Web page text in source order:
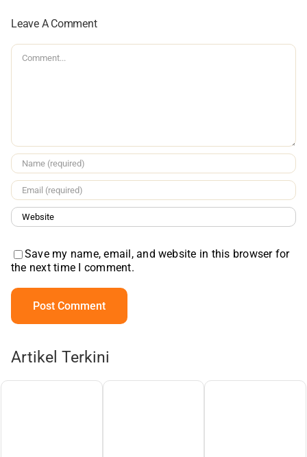
Leave A Comment
Comment
Save my name, email, and website in this browser for
the next time I comment.
Artikel Terkini